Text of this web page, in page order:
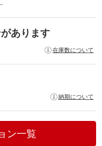
あります
在庫数について
納期について
ン一覧